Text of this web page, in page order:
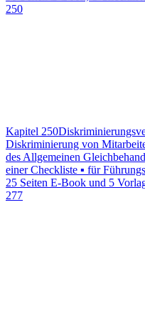
250
Kapitel 250
Diskriminierung von
des Allgemeinen
einer Checkliste ▪ für
25 Seiten E-Book und 5
277